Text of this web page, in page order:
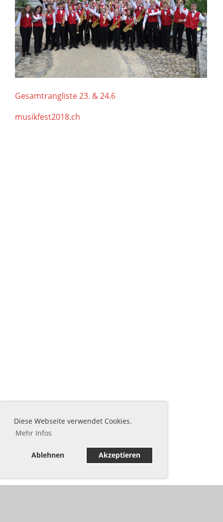
Diese Webseite verwendet Cookies.
Mehr Infos
Ablehnen Akzeptieren
Gesamtrangliste 23. & 24.6
musikfest2018.ch